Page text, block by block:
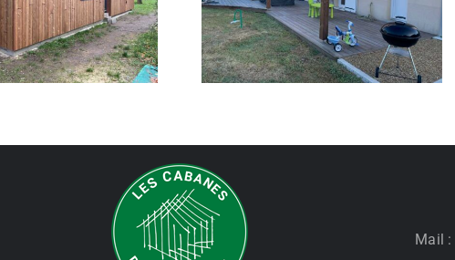
Pergola en bois Garage en bois
Mail :